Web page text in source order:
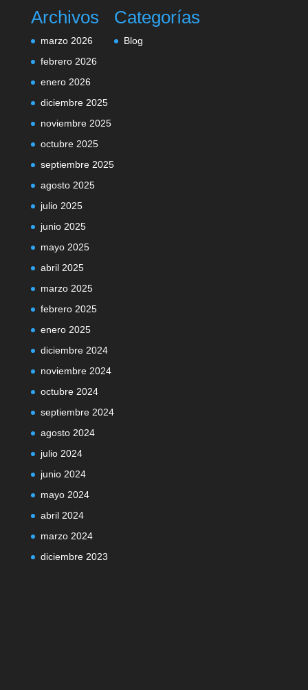
Archivos
marzo 2026
febrero 2026
enero 2026
diciembre 2025
noviembre 2025
octubre 2025
septiembre 2025
agosto 2025
julio 2025
junio 2025
mayo 2025
abril 2025
marzo 2025
febrero 2025
enero 2025
diciembre 2024
noviembre 2024
octubre 2024
septiembre 2024
agosto 2024
julio 2024
junio 2024
mayo 2024
abril 2024
marzo 2024
diciembre 2023
Categorías
Blog